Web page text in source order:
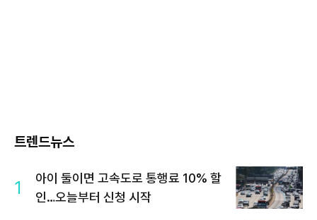
트렌드뉴스
1
아이 둘이면 고속도로 통행료 10% 할
인…오늘부터 신청 시작